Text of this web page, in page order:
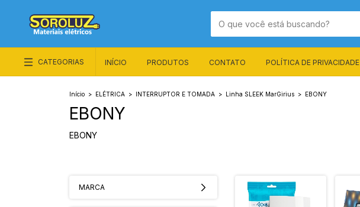
CATEGORIAS INÍCIO PRODUTOS CONTATO POLÍTICA DE PRIVACIDADE
Início > ELÉTRICA > INTERRUPTOR E TOMADA > Linha SLEEK MarGirius > EBONY
EBONY
EBONY
MARCA